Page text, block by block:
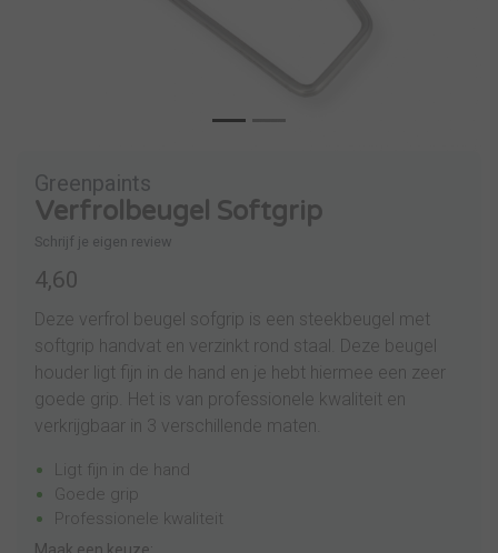
Greenpaints
Verfrolbeugel Softgrip
Schrijf je eigen review
4,60
Deze verfrol beugel sofgrip is een steekbeugel met
softgrip handvat en verzinkt rond staal. Deze beugel
houder ligt fijn in de hand en je hebt hiermee een zeer
goede grip. Het is van professionele kwaliteit en
verkrijgbaar in 3 verschillende maten.
Ligt fijn in de hand
Goede grip
Professionele kwaliteit